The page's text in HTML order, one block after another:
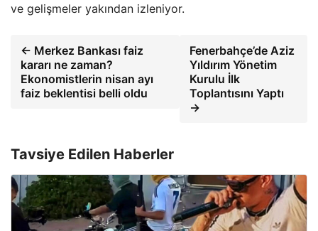
ve gelişmeler yakından izleniyor.
← Merkez Bankası faiz
kararı ne zaman?
Ekonomistlerin nisan ayı
faiz beklentisi belli oldu
Fenerbahçe’de Aziz
Yıldırım Yönetim
Kurulu İlk
Toplantısını Yaptı
→
Tavsiye Edilen Haberler